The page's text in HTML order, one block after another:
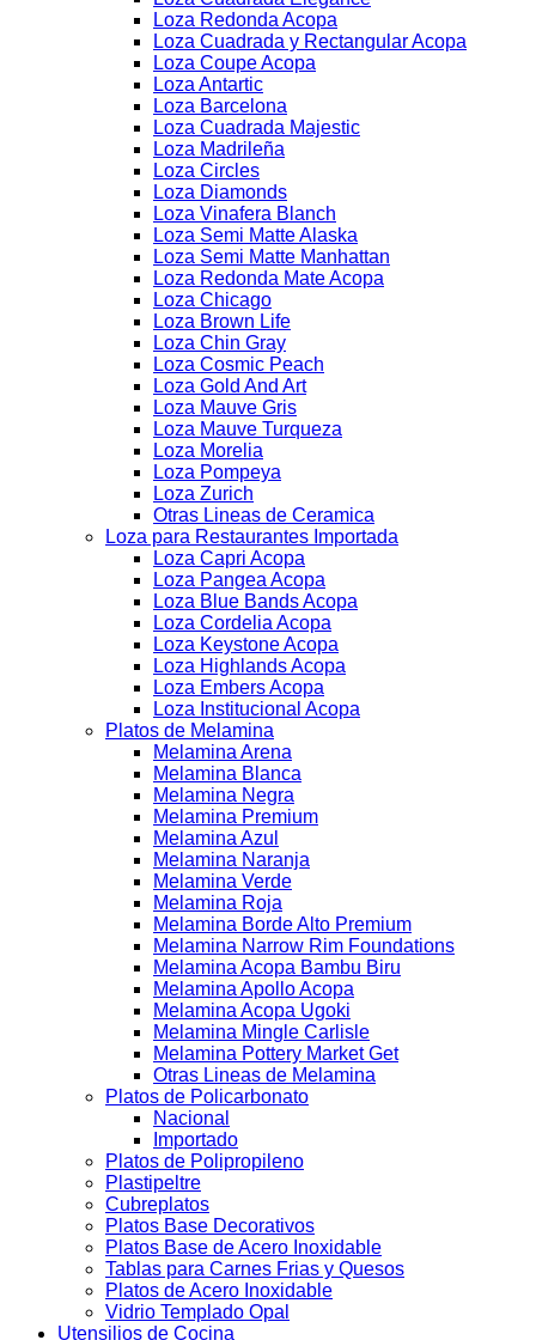
Loza Redonda Acopa
Loza Cuadrada y Rectangular Acopa
Loza Coupe Acopa
Loza Antartic
Loza Barcelona
Loza Cuadrada Majestic
Loza Madrileña
Loza Circles
Loza Diamonds
Loza Vinafera Blanch
Loza Semi Matte Alaska
Loza Semi Matte Manhattan
Loza Redonda Mate Acopa
Loza Chicago
Loza Brown Life
Loza Chin Gray
Loza Cosmic Peach
Loza Gold And Art
Loza Mauve Gris
Loza Mauve Turqueza
Loza Morelia
Loza Pompeya
Loza Zurich
Otras Lineas de Ceramica
Loza para Restaurantes Importada
Loza Capri Acopa
Loza Pangea Acopa
Loza Blue Bands Acopa
Loza Cordelia Acopa
Loza Keystone Acopa
Loza Highlands Acopa
Loza Embers Acopa
Loza Institucional Acopa
Platos de Melamina
Melamina Arena
Melamina Blanca
Melamina Negra
Melamina Premium
Melamina Azul
Melamina Naranja
Melamina Verde
Melamina Roja
Melamina Borde Alto Premium
Melamina Narrow Rim Foundations
Melamina Acopa Bambu Biru
Melamina Apollo Acopa
Melamina Acopa Ugoki
Melamina Mingle Carlisle
Melamina Pottery Market Get
Otras Lineas de Melamina
Platos de Policarbonato
Nacional
Importado
Platos de Polipropileno
Plastipeltre
Cubreplatos
Platos Base Decorativos
Platos Base de Acero Inoxidable
Tablas para Carnes Frias y Quesos
Platos de Acero Inoxidable
Vidrio Templado Opal
Utensilios de Cocina